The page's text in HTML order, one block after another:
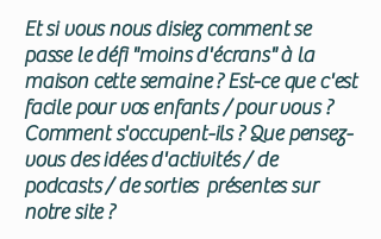
Et si vous nous disiez comment se
passe le défi "moins d'écrans" à la
maison cette semaine ? Est-ce que c'est
facile pour vos enfants / pour vous ?
Comment s'occupent-ils ? Que pensez-
vous des idées d'activités / de
podcasts / de sorties présentes sur
notre site ?